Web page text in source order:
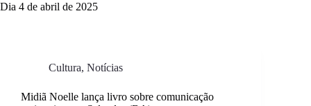
Dia 4 de abril de 2025
Cultura, Notícias
Midiã Noelle lança livro sobre comunicação